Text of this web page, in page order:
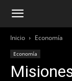
Inicio Economía
Economía